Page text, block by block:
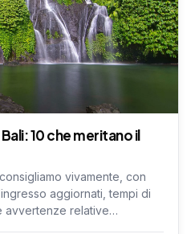
10 che meritano il
vivamente, con
aggiornati, tempi di
avvertenze relative